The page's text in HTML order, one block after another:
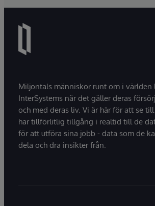
Miljontals människor runt om i världen
InterSystems när det gäller deras
och med deras liv. Vi är här för att se
har tillförlitlig tillgång i realtid till de
för att utföra sina jobb - data som de
dela och dra insikter från.